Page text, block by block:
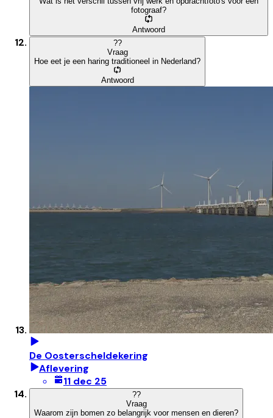
fotograaf?
Antwoord
??
Vraag
Hoe eet je een haring traditioneel in Nederland?
Antwoord
De Oosterscheldekering
Aflevering
11 dec 25
??
Vraag
Waarom zijn bomen zo belangrijk voor mensen en dieren?